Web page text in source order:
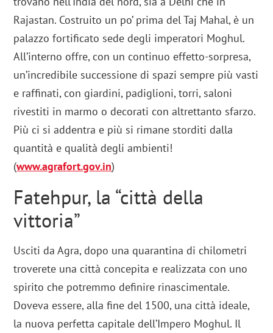
Rajastan. Costruito un po’ prima del Taj Mahal, è un
palazzo fortificato sede degli imperatori Moghul.
All’interno offre, con un continuo effetto-sorpresa,
un’incredibile successione di spazi sempre più vasti
e raffinati, con giardini, padiglioni, torri, saloni
rivestiti in marmo o decorati con altrettanto sfarzo.
Più ci si addentra e più si rimane storditi dalla
quantità e qualità degli ambienti!
(www.agrafort.gov.in)
Fatehpur, la “città della
vittoria”
Usciti da Agra, dopo una quarantina di chilometri
troverete una città concepita e realizzata con uno
spirito che potremmo definire rinascimentale.
Doveva essere, alla fine del 1500, una città ideale,
la nuova perfetta capitale dell’Impero Moghul. Il